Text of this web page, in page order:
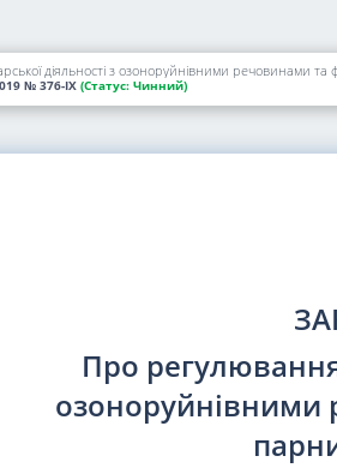
діяльності з озоноруйнівними речовинами
№ 376-IX (Статус: Чинний)
Про регулювання